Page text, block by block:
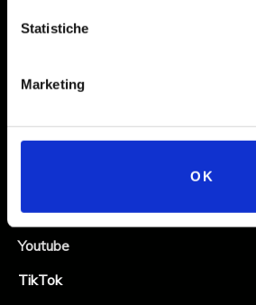
Statistiche
Marketing
OK
Facebook
Linkedin
Youtube
TikTok